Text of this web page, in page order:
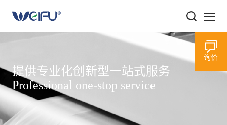
询价
我们的产品
我们的优势
提供专业化创新型一站式服务
Professional one-stop service